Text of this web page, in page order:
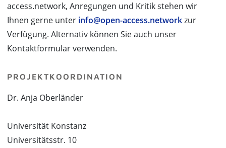
access.network, Anregungen und Kritik stehen wir
Ihnen gerne unter info@open-access.networkzur
Verfügung. Alternativ können Sie auch unser
Kontaktformular verwenden.
PROJEKTKOORDINATION
Dr. Anja Oberländer
Universität Konstanz
Universitätsstr. 10